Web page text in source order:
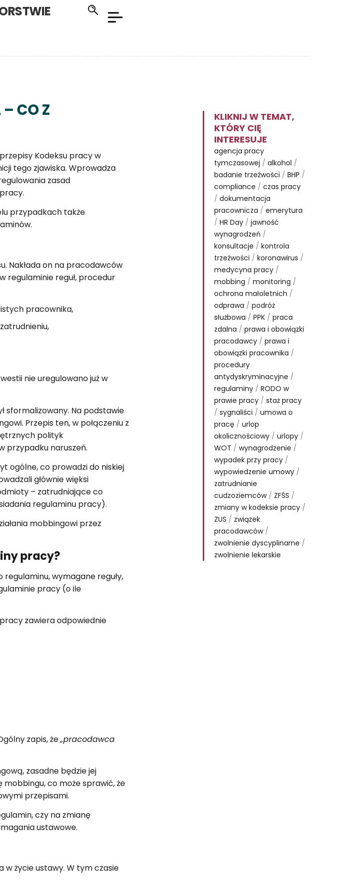
CO Z
Kodeksu pracy w
tego zjawiska. Wprowadza
zasad
przypadkach także
Nakłada on na pracodawców
regulaminie reguł, procedur
pracownika,
nie uregulowano już w
sformalizowany. Na podstawie
Przepis ten, w połączeniu z
polityk
przypadku naruszeń.
ogólne, co prowadzi do niskiej
głównie więksi
– zatrudniające co
regulaminu pracy).
mobbingowi przez
pracy?
wymagane reguły,
pracy (o ile
zawiera odpowiednie
zapis, że„pracodawca
zasadne będzie jej
mobbingu, co może sprawić, że
przepisami.
czy na zmianę
ustawowe.
w życie ustawy. W tym czasie
KLIKNIJ W TEMAT,
KTÓRY CIĘ
INTERESUJE
agencja pracy
tymczasowej / alkohol /
badanie trzeźwości / BHP /
compliance / czas pracy
/ dokumentacja
pracownicza / emerytura
/ HR Day / jawność
wynagrodzeń /
konsultacje / kontrola
trzeźwości / koronawirus /
medycyna pracy /
mobbing / monitoring /
ochrona małoletnich /
odprawa / podróż
służbowa / PPK / praca
zdalna / prawa i obowiązki
pracodawcy / prawa i
obowiązki pracownika /
procedury
antydyskryminacyjne /
regulaminy / RODO w
prawie pracy / staż pracy
/ sygnaliści / umowa o
pracę / urlop
okolicznościowy / urlopy /
WOT / wynagrodzenie /
wypadek przy pracy /
wypowiedzenie umowy /
zatrudnianie
cudzoziemców/ ZFŚS /
zmiany w kodeksie pracy /
ZUS / związek
pracodawców/
zwolnienie dyscyplinarne /
zwolnienie lekarskie